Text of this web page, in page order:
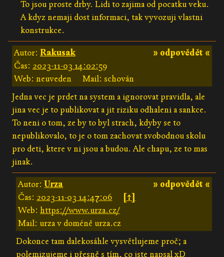
To jsou proste drby. Lidi to zajima od pocatku veku.
A kdyz nemaji dost informaci, tak vyvozuji vlastni
konstrukce.
» odpovědět «
Autor: Rakusak
Čas: 2023-11-03 14:02:59
Web: neuveden
Mail: schován
Jedna vec je prdet na system a ignorovat pravidla, ale
jina vec je to publikovat a jit riziku odhaleni a sankce.
To neni o tom, ze by to byl strach, kdyby se to
nepublikovalo, to je o tom zachovat svobodnou skolu
pro deti, ktere v ni jsou a budou. Ale chapu, ze to mas
jinak.
» odpovědět «
Autor:Urza
Čas: 2023-11-03 14:47:06
[↑]
Web:https://www.urza.cz/
Mail: urza v doméně urza.cz
Dokonce tam dalekosáhle vysvětlujeme proč; a
polemizujeme i přesně s tím, co jste napsal xD